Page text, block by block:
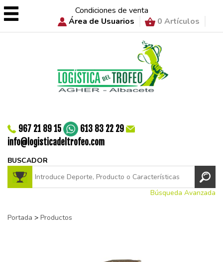
Condiciones de venta
Área de Usuarios
0 Artículos
967 21 89 15
613 83 22 29
info@logisticadeltrofeo.com
BUSCADOR
Búsqueda Avanzada
Portada > Productos